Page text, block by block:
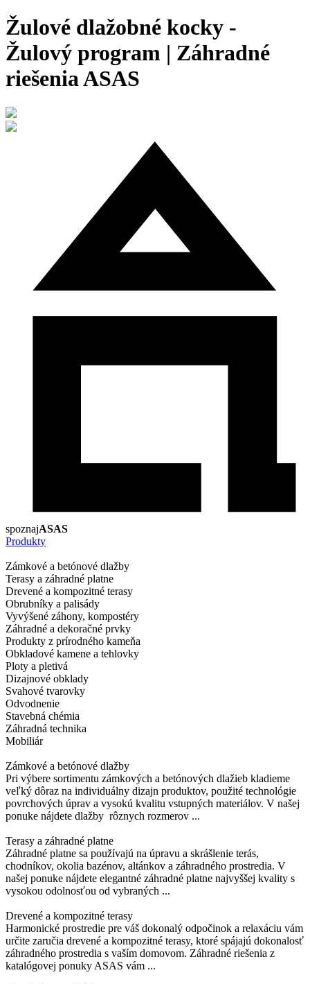
Žulové dlažobné kocky -
Žulový program | Záhradné
riešenia ASAS
spoznajASAS
Produkty
Zámkové a betónové dlažby
Terasy a záhradné platne
Drevené a kompozitné terasy
Obrubníky a palisády
Vyvýšené záhony, kompostéry
Záhradné a dekoračné prvky
Produkty z prírodného kameňa
Obkladové kamene a tehlovky
Ploty a pletivá
Dizajnové obklady
Svahové tvarovky
Odvodnenie
Stavebná chémia
Záhradná technika
Mobiliár
Zámkové a betónové dlažby
Pri výbere sortimentu zámkových a betónových dlažieb kladieme
veľký dôraz na individuálny dizajn produktov, použité technológie
povrchových úprav a vysokú kvalitu vstupných materiálov. V našej
ponuke nájdete dlažby rôznych rozmerov ...
Terasy a záhradné platne
Záhradné platne sa používajú na úpravu a skrášlenie terás,
chodníkov, okolia bazénov, altánkov a záhradného prostredia. V
našej ponuke nájdete elegantné záhradné platne najvyššej kvality s
vysokou odolnosťou od vybraných ...
Drevené a kompozitné terasy
Harmonické prostredie pre váš dokonalý odpočinok a relaxáciu vám
určite zaručia drevené a kompozitné terasy, ktoré spájajú dokonalosť
záhradného prostredia s vaším domovom. Záhradné riešenia z
katalógovej ponuky ASAS vám ...